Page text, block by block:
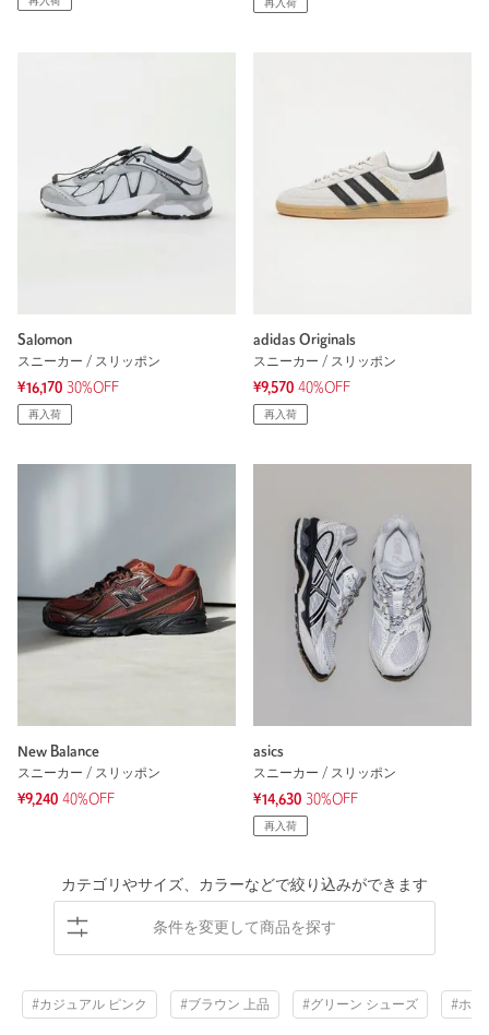
再入荷
Salomon
スニーカー / スリッポン
¥16,170 30%OFF
再入荷
adidas Originals
スニーカー / スリッポン
¥9,570 40%OFF
再入荷
New Balance
スニーカー / スリッポン
¥9,240 40%OFF
asics
スニーカー / スリッポン
¥14,630 30%OFF
再入荷
カテゴリやサイズ、カラーなどで絞り込みができます
条件を変更して商品を探す
#カジュアル ピンク #ブラウン 上品 #グリーン シューズ #ホワ